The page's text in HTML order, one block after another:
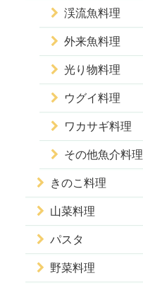
渓流魚料理
外来魚料理
光り物料理
ウグイ料理
ワカサギ料理
その他魚介料理
きのこ料理
山菜料理
パスタ
野菜料理